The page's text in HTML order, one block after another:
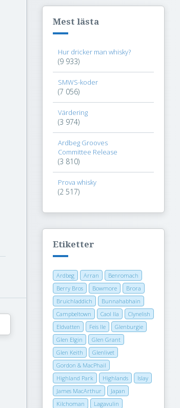
Mest lästa
Hur dricker man whisky?
(9 933)
SMWS-koder
(7 056)
Värdering
(3 974)
Ardbeg Grooves
Committee Release
(3 810)
Prova whisky
(2 517)
Etiketter
Ardbeg Arran
Benromach
Berry Bros
Bowmore
Brora
Bruichladdich
Bunnahabhain
Campbeltown
Caol Ila
Clynelish
Eldvatten
Feis Ile
Glenburgie
Glen Elgin
Glen Grant
Glen Keith
Glenlivet
Gordon & MacPhail
Highland Park
Highlands
Islay
James MacArthur
Japan
Kilchoman
Lagavulin